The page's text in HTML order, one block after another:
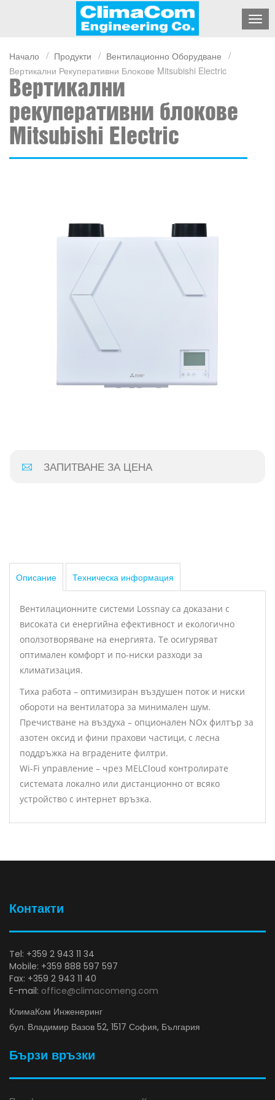
Начало Продукти
Вентилационно Оборудване
Вертикални Рекуперативни Блокове Mitsubishi Electric
Вертикални
рекуперативни блокове
Mitsubishi Electric
ЗАПИТВАНЕ ЗА ЦЕНА
Описание Техническа информация
Вентилационните системи Lossnay са доказани с
високата си енергийна ефективност и екологично
оползотворяване на енергията. Те осигуряват
оптимален комфорт и по-ниски разходи за
климатизация.
Тиха работа – оптимизиран въздушен поток и ниски
обороти на вентилатора за минимален шум.
Пречистване на въздуха – опционален NOx филтър за
азотен оксид и фини прахови частици, с лесна
поддръжка на вградените филтри.
Wi-Fi управление – чрез MELCloud контролирате
системата локално или дистанционно от всяко
устройство с интернет връзка.
Контакти
Tel: +359 2 943 11 34
Mobile: +359 888 597 597
Fax: +359 2 943 11 40
E-mail: office@climacomeng.com
КлимаКом Инженеринг
бул. Владимир Вазов 52, 1517 София, България
Бързи връзки